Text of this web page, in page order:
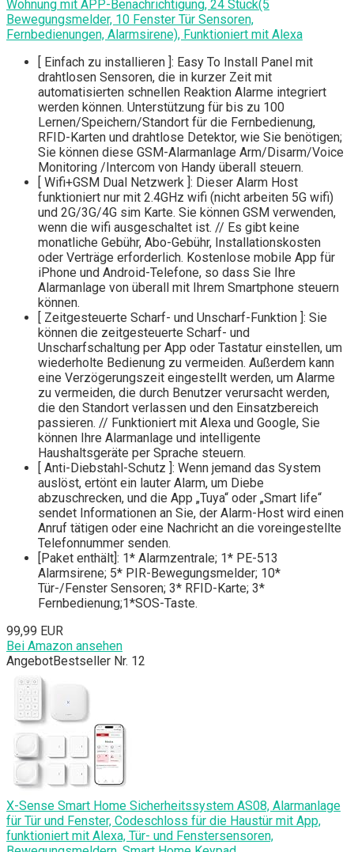
Wohnung mit APP-Benachrichtigung, 24 Stück(5
Bewegungsmelder, 10 Fenster Tür Sensoren,
Fernbedienungen, Alarmsirene), Funktioniert mit Alexa
[ Einfach zu installieren ]: Easy To Install Panel mit
drahtlosen Sensoren, die in kurzer Zeit mit
automatisierten schnellen Reaktion Alarme integriert
werden können. Unterstützung für bis zu 100
Lernen/Speichern/Standort für die Fernbedienung,
RFID-Karten und drahtlose Detektor, wie Sie benötigen;
Sie können diese GSM-Alarmanlage Arm/Disarm/Voice
Monitoring /Intercom von Handy überall steuern.
[ Wifi+GSM Dual Netzwerk ]: Dieser Alarm Host
funktioniert nur mit 2.4GHz wifi (nicht arbeiten 5G wifi)
und 2G/3G/4G sim Karte. Sie können GSM verwenden,
wenn die wifi ausgeschaltet ist. // Es gibt keine
monatliche Gebühr, Abo-Gebühr, Installationskosten
oder Verträge erforderlich. Kostenlose mobile App für
iPhone und Android-Telefone, so dass Sie Ihre
Alarmanlage von überall mit Ihrem Smartphone steuern
können.
[ Zeitgesteuerte Scharf- und Unscharf-Funktion ]: Sie
können die zeitgesteuerte Scharf- und
Unscharfschaltung per App oder Tastatur einstellen, um
wiederholte Bedienung zu vermeiden. Außerdem kann
eine Verzögerungszeit eingestellt werden, um Alarme
zu vermeiden, die durch Benutzer verursacht werden,
die den Standort verlassen und den Einsatzbereich
passieren. // Funktioniert mit Alexa und Google, Sie
können Ihre Alarmanlage und intelligente
Haushaltsgeräte per Sprache steuern.
[ Anti-Diebstahl-Schutz ]: Wenn jemand das System
auslöst, ertönt ein lauter Alarm, um Diebe
abzuschrecken, und die App „Tuya“ oder „Smart life“
sendet Informationen an Sie, der Alarm-Host wird einen
Anruf tätigen oder eine Nachricht an die voreingestellte
Telefonnummer senden.
[Paket enthält]: 1* Alarmzentrale; 1* PE-513
Alarmsirene; 5* PIR-Bewegungsmelder; 10*
Tür-/Fenster Sensoren; 3* RFID-Karte; 3*
Fernbedienung;1*SOS-Taste.
99,99 EUR
Bei Amazon ansehen
AngebotBestseller Nr. 12
X-Sense Smart Home Sicherheitssystem AS08, Alarmanlage
für Tür und Fenster, Codeschloss für die Haustür mit App,
funktioniert mit Alexa, Tür- und Fenstersensoren,